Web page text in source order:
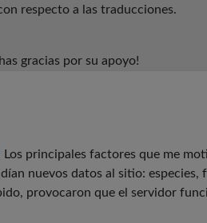
respecto a las traducciones.
gracias por su apoyo!
Los principales factores que me
nuevos datos al sitio: especies,
provocaron que el servidor